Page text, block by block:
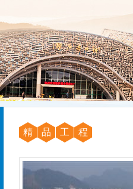
精 品 工 程